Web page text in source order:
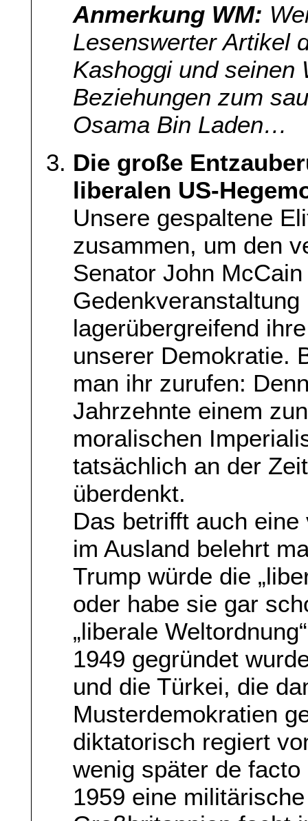
Anmerkung WM:
Lesenswerter Artikel
Kashoggi und seinen
Beziehungen zum
Osama Bin Laden…
Die große
liberalen US-
Unsere gespaltene
zusammen, um den
Senator John
lagerübergreifend
unserer Demokratie.
man ihr zurufen:
Jahrzehnte einem
moralischen
tatsächlich an der
überdenkt.
Das betrifft auch
im Ausland belehrt
Trump würde die
oder habe sie gar
„liberale
1949 gegründet
und die Türkei, die
Musterdemokratien
diktatorisch regiert
wenig später de
1959 eine